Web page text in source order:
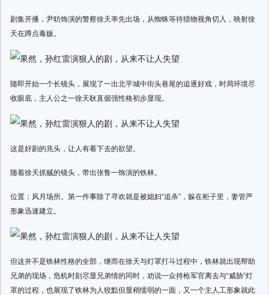
剧集开播，尹昉饰演的警察徐天率先出场，从蜘蛛等待猎物视角切入，映射徐
天在蹲点毒贩。
随即开始一个长镜头，展现了一出北平城中街头巷尾的追逐好戏，时局环境尽
收眼底，主人公之一徐天耿直倔强性格初步显现。
这是好剧的兆头，让人有看下去的欲望。
随着徐天抓贼的镜头，带出张鲁一饰演的铁林。
位置：风月场所。第一件事除了寻欢就是被媳妇“追杀”，躲在柜子里，妻管严
形象迅速建立。
但这并不是铁林性格的全部，继而在徐天与灯罩打斗过程中，铁林就出现帮助
兄弟的现场，危机时刻尽显兄弟情的同时，劝说一众持枪军官离去与“威胁”灯
罩的过程，也展现了铁林为人狡黠但显稍懦弱的一面，又一个主人工形象就此